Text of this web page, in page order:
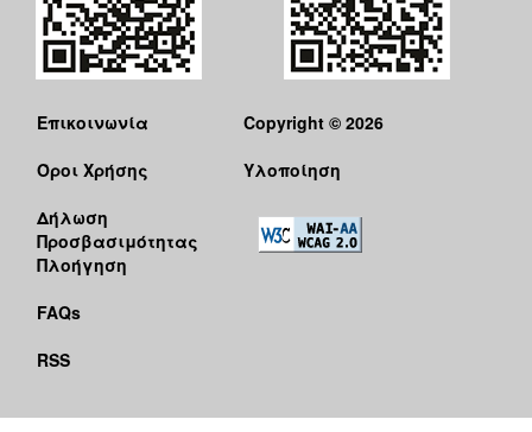
Επικοινωνία
Όροι Χρήσης
Δήλωση
Προσβασιμότητας
Πλοήγηση
FAQs
RSS
Copyright © 2026
Υλοποίηση